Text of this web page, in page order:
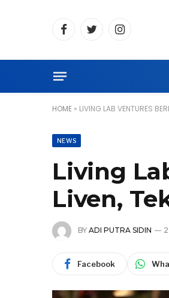
FacebookTwitterInstagram
HOME » LIVING LAB VENTURES
NEWS
Living
Liven,
BY ADI PUTRA SIDIN
Facebook